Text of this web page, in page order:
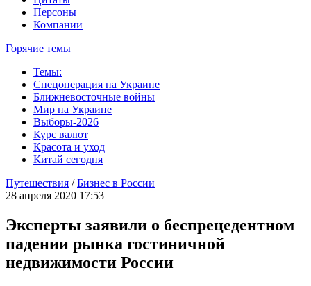
Персоны
Компании
Горячие темы
Темы:
Спецоперация на Украине
Ближневосточные войны
Мир на Украине
Выборы-2026
Курс валют
Красота и уход
Китай сегодня
Путешествия /Бизнес в России
28 апреля 2020 17:53
Эксперты заявили о беспрецедентном
падении рынка гостиничной
недвижимости России